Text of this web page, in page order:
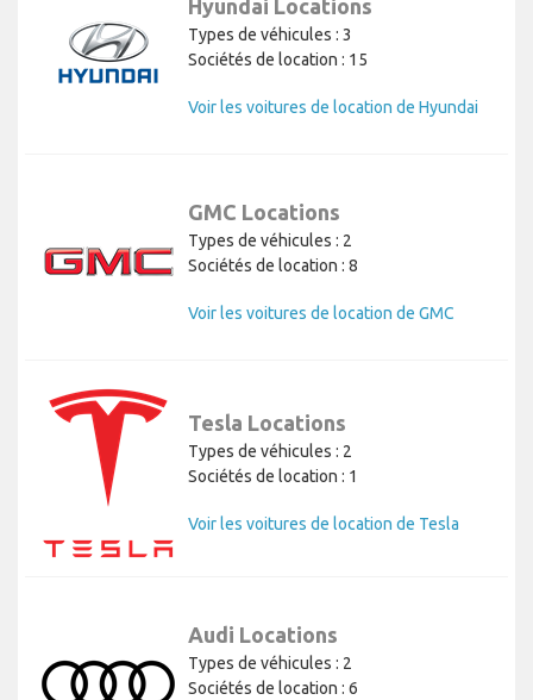
Hyundai Locations
Types de véhicules : 3
Sociétés de location : 15
Voir les voitures de location de Hyundai
GMC Locations
Types de véhicules : 2
Sociétés de location : 8
Voir les voitures de location de GMC
Tesla Locations
Types de véhicules : 2
Sociétés de location : 1
Voir les voitures de location de Tesla
Audi Locations
Types de véhicules : 2
Sociétés de location : 6